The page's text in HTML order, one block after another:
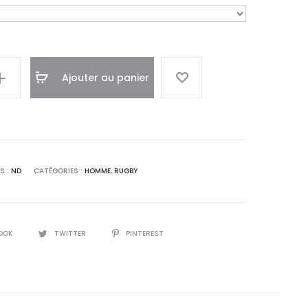
Ajouter au panier
: ND CATÉGORIES : HOMME, RUGBY
TWITTER PINTEREST